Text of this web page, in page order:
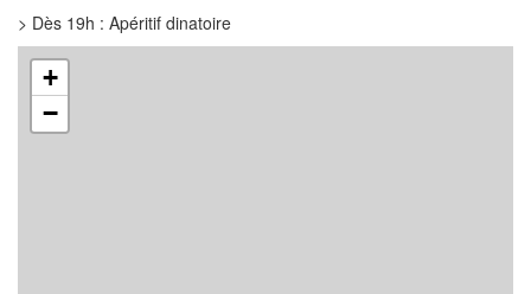
> Dès 19h : Apéritif dinatoire
+
−